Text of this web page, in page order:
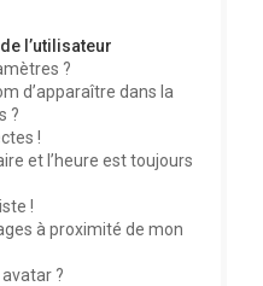
l’utilisateur
?
d’apparaître dans la
?
!
et l’heure est toujours
!
à proximité de mon
?